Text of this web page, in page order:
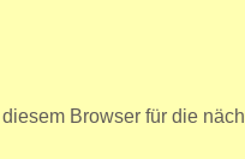
Browser für die